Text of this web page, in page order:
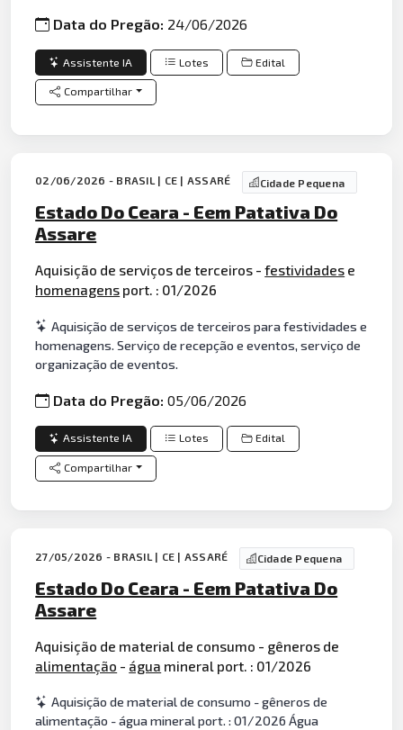
Data do Pregão: 24/06/2026
Assistente IA Lotes Edital
Compartilhar
02/06/2026 - BRASIL | CE | ASSARÉ Cidade Pequena
Estado Do Ceara - Eem Patativa Do
Assare
Aquisição de serviços de terceiros -festividades e
homenagens port. : 01/2026
Aquisição de serviços de terceiros para festividades e
homenagens. Serviço de recepção e eventos, serviço de
organização de eventos.
Data do Pregão:05/06/2026
Assistente IA Lotes Edital
Compartilhar
27/05/2026 - BRASIL | CE | ASSARÉ Cidade Pequena
Estado Do Ceara - Eem Patativa Do
Assare
Aquisição de material de consumo - gêneros de
alimentação - água mineral port. : 01/2026
Aquisição de material de consumo - gêneros de
alimentação - água mineral port. : 01/2026 Água